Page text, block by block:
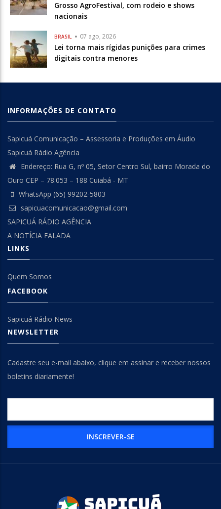
Grosso AgroFestival, com rodeio e shows
nacionais
BRASIL 07 ago, 2026
Lei torna mais rígidas punições para crimes
digitais contra menores
INFORMAÇÕES DE CONTATO
Sapicuá Comunicação – Assessoria e Produções em Áudio
Sapicuá Rádio Agência
Endereço: Rua G, nº 05, Setor Centro Sul, bairro Morada do
Ouro CEP – 78.053 – 188 Cuiabá - MT
WhatsApp (65) 99202-5803
sapicuacomunicacao@gmail.com
SAPICUÁ RÁDIO AGÊNCIA
A NOTÍCIA FALADA
LINKS
Quem Somos
FACEBOOK
Sapicuá Rádio News
NEWSLETTER
Cadastre seu e-mail abaixo, clique em assinar e receber nossos
boletins diariamente!